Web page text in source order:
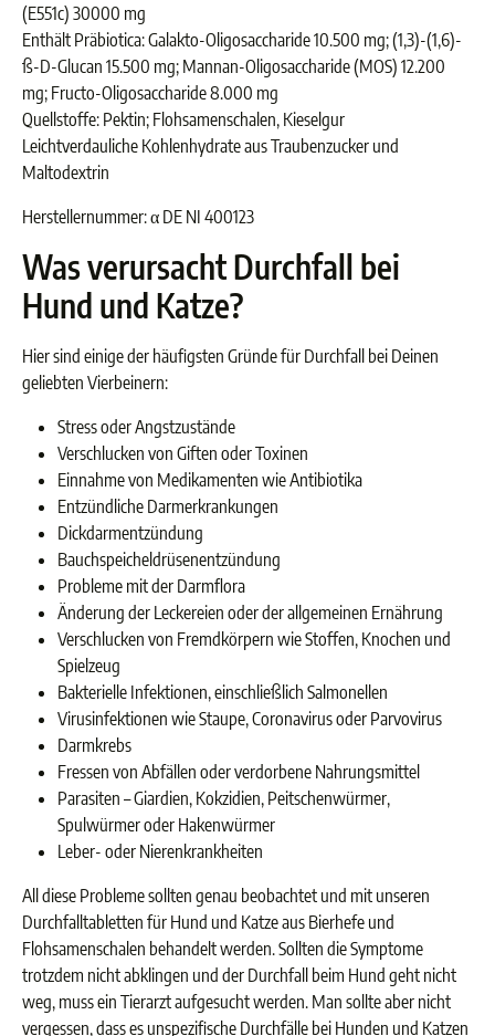
(E551c) 30000 mg
Enthält Präbiotica: Galakto-Oligosaccharide 10.500 mg; (1,3)-(1,6)-
ß-D-Glucan 15.500 mg; Mannan-Oligosaccharide (MOS) 12.200
mg; Fructo-Oligosaccharide 8.000 mg
Quellstoffe: Pektin; Flohsamenschalen, Kieselgur
Leichtverdauliche Kohlenhydrate aus Traubenzucker und
Maltodextrin
Herstellernummer: α DE NI 400123
Was verursacht Durchfall bei
Hund und Katze?
Hier sind einige der häufigsten Gründe für Durchfall bei Deinen
geliebten Vierbeinern:
Stress oder Angstzustände
Verschlucken von Giften oder Toxinen
Einnahme von Medikamenten wie Antibiotika
Entzündliche Darmerkrankungen
Dickdarmentzündung
Bauchspeicheldrüsenentzündung
Probleme mit der Darmflora
Änderung der Leckereien oder der allgemeinen Ernährung
Verschlucken von Fremdkörpern wie Stoffen, Knochen und
Spielzeug
Bakterielle Infektionen, einschließlich Salmonellen
Virusinfektionen wie Staupe, Coronavirus oder Parvovirus
Darmkrebs
Fressen von Abfällen oder verdorbene Nahrungsmittel
Parasiten – Giardien, Kokzidien, Peitschenwürmer,
Spulwürmer oder Hakenwürmer
Leber- oder Nierenkrankheiten
All diese Probleme sollten genau beobachtet und mit unseren
Durchfalltabletten für Hund und Katze aus Bierhefe und
Flohsamenschalen behandelt werden. Sollten die Symptome
trotzdem nicht abklingen und der Durchfall beim Hund geht nicht
weg, muss ein Tierarzt aufgesucht werden. Man sollte aber nicht
vergessen, dass es unspezifische Durchfälle bei Hunden und Katzen